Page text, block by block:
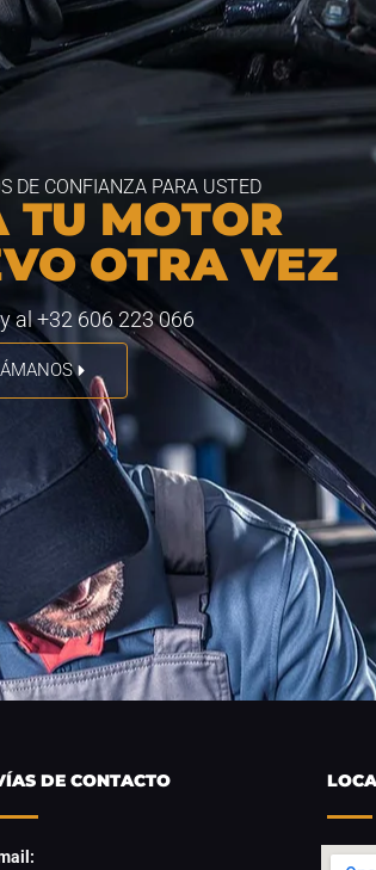
DE CONFIANZA PARA USTED
TU MOTOR
OTRA VEZ
al +32 606 223 066
DE CONTACTO